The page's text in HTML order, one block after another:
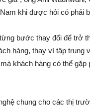
khi được hỏi có phải
bước thay đổi để trở
hàng, thay vì tập trung
khách hàng có thể
chung cho các thị